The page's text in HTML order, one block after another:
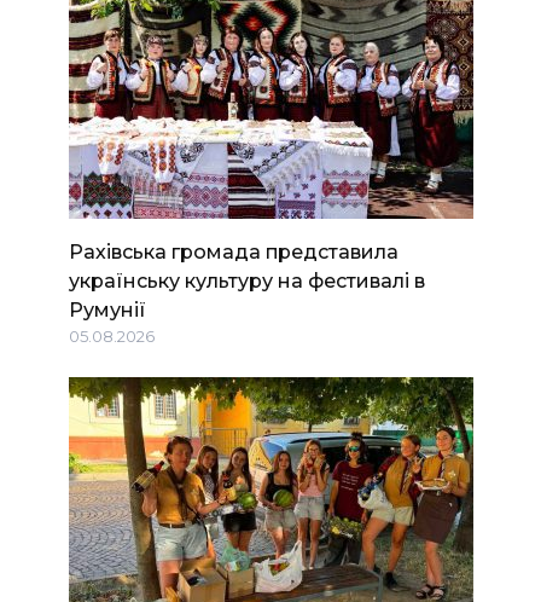
Рахівська громада представила
українську культуру на фестивалі в
Румунії
05.08.2026